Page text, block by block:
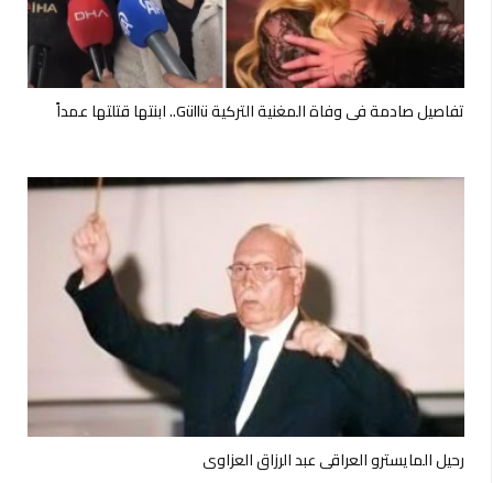
تفاصيل صادمة في وفاة المغنية التركية Güllü.. ابنتها قتلتها عمداً
رحيل المايسترو العراقي عبد الرزاق العزاوي